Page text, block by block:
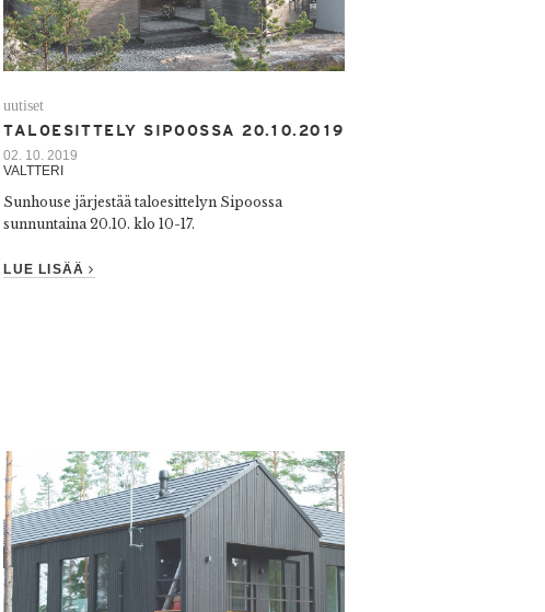
uutiset
TALOESITTELY SIPOOSSA 20.10.2019
02. 10. 2019
VALTTERI
Sunhouse järjestää taloesittelyn Sipoossa
sunnuntaina 20.10. klo 10-17.
LUE LISÄÄ